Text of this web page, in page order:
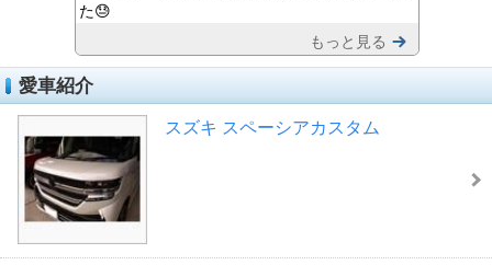
た😓
もっと見る
愛車紹介
スズキ スペーシアカスタム